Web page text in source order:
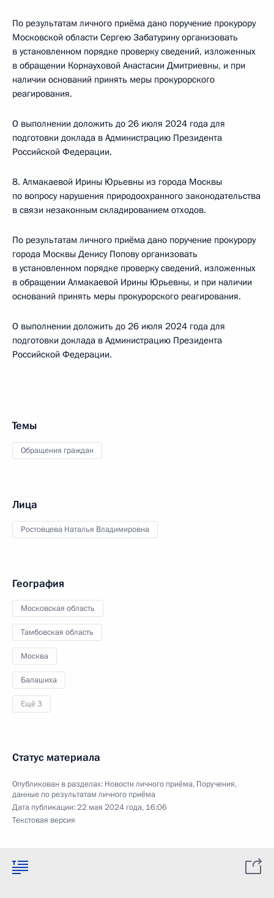
По результатам личного приёма дано поручение прокурору
Московской области Сергею Забатурину организовать
в установленном порядке проверку сведений, изложенных
в обращении Корнауховой Анастасии Дмитриевны, и при
наличии оснований принять меры прокурорского
реагирования.
О выполнении доложить до 26 июля 2024 года для
подготовки доклада в Администрацию Президента
Российской Федерации.
8. Алмакаевой Ирины Юрьевны из города Москвы
по вопросу нарушения природоохранного законодательства
в связи незаконным складированием отходов.
По результатам личного приёма дано поручение прокурору
города Москвы Денису Попову организовать
в установленном порядке проверку сведений, изложенных
в обращении Алмакаевой Ирины Юрьевны, и при наличии
оснований принять меры прокурорского реагирования.
О выполнении доложить до 26 июля 2024 года для
подготовки доклада в Администрацию Президента
Российской Федерации.
Темы
Обращения граждан
Лица
Ростовцева Наталья Владимировна
География
Московская область
Тамбовская область
Москва
Балашиха
Ещё 3
Статус материала
Опубликован в разделах: Новости личного приёма, Поручения,
данные по результатам личного приёма
Дата публикации:22 мая 2024 года, 16:06
Текстовая версия